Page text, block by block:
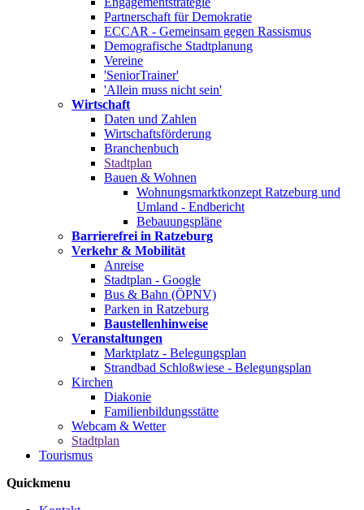
Partnerschaft für Demokratie
ECCAR - Gemeinsam gegen Rassismus
Demografische Stadtplanung
Vereine
'SeniorTrainer'
'Allein muss nicht sein'
Wirtschaft
Daten und Zahlen
Wirtschaftsförderung
Branchenbuch
Stadtplan
Bauen & Wohnen
Wohnungsmarktkonzept Ratzeburg und
Umland - Endbericht
Bebauungspläne
Barrierefrei in Ratzeburg
Verkehr & Mobilität
Anreise
Stadtplan - Google
Bus & Bahn (ÖPNV)
Parken in Ratzeburg
Baustellenhinweise
Veranstaltungen
Marktplatz - Belegungsplan
Strandbad Schloßwiese - Belegungsplan
Kirchen
Diakonie
Familienbildungsstätte
Webcam & Wetter
Stadtplan
Tourismus
Quickmenu